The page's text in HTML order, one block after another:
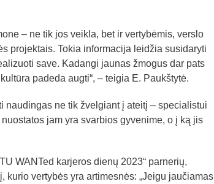
– ne tik jos veikla, bet ir vertybėmis, verslo
projektais. Tokia informacija leidžia susidaryti
save. Kadangi jaunas žmogus dar pats
padeda augti“, – teigia E. Paukštytė.
ne tik žvelgiant į ateitį – specialistui
jam yra svarbios gyvenime, o į ką jis
WANTed karjeros dienų 2023“ parnerių,
kurio vertybės yra artimesnės: „Jeigu jaučiamas